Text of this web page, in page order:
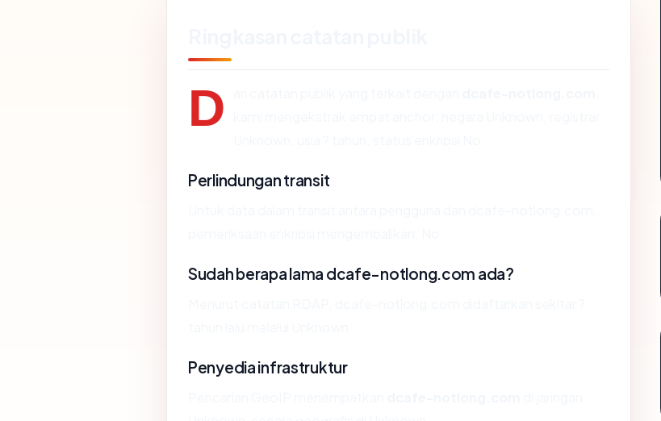
D
Perlindungan transit
Sudah berapa lama dcafe-notlong.com ada?
Penyedia infrastruktur